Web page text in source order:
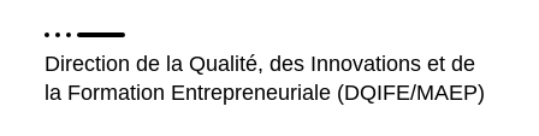
Direction de la Qualité, des Innovations et de
la Formation Entrepreneuriale (DQIFE/MAEP)